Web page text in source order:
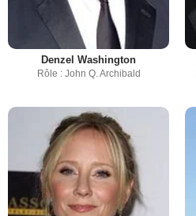
Denzel Washington
Rôle : John Q. Archibald